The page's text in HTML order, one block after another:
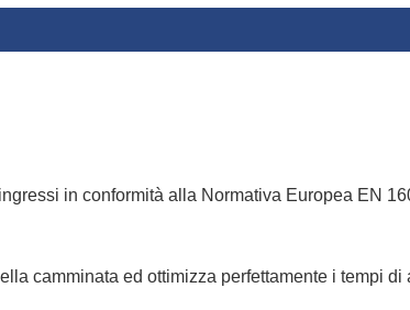
in conformità alla Normativa Europea EN
camminata ed ottimizza perfettamente i tempi